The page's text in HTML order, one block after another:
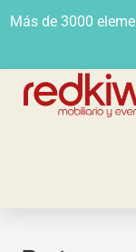
Más de 3000